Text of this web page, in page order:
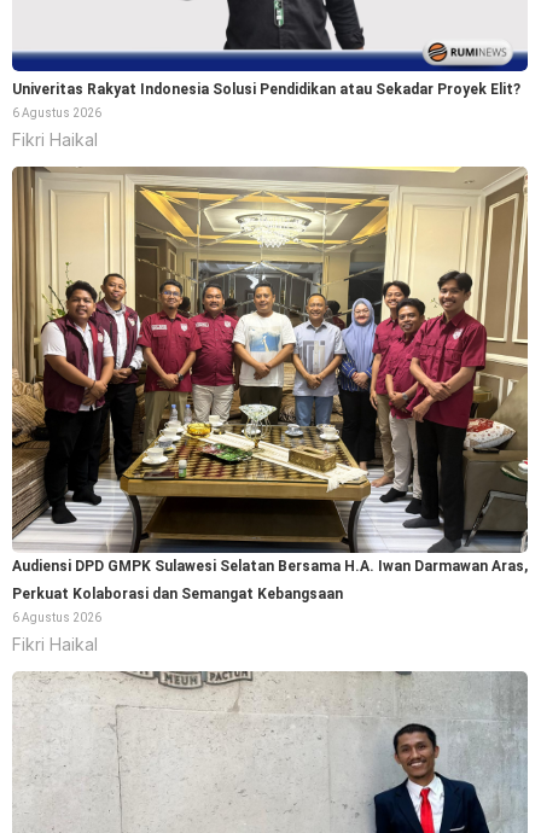
Univeritas Rakyat Indonesia Solusi Pendidikan atau Sekadar Proyek Elit?
6 Agustus 2026
Fikri Haikal
Audiensi DPD GMPK Sulawesi Selatan Bersama H.A. Iwan Darmawan Aras,
Perkuat Kolaborasi dan Semangat Kebangsaan
6 Agustus 2026
Fikri Haikal